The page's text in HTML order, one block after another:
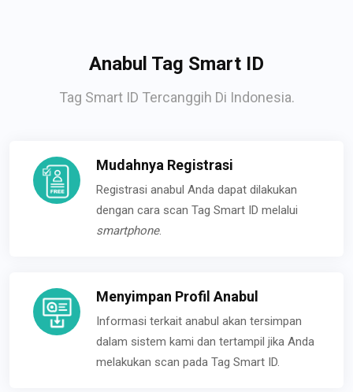
Anabul Tag Smart ID
Tag Smart ID Tercanggih Di Indonesia.
Mudahnya Registrasi
Registrasi anabul Anda dapat dilakukan
dengan cara scan Tag Smart ID melalui
smartphone.
Menyimpan Profil Anabul
Informasi terkait anabul akan tersimpan
dalam sistem kami dan tertampil jika Anda
melakukan scan pada Tag Smart ID.